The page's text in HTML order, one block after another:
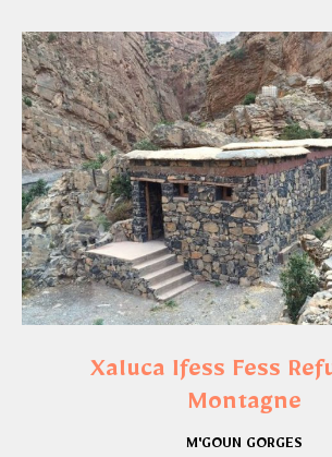
Xaluca Ifess Fess
Montagne
M'GOUN GORGES